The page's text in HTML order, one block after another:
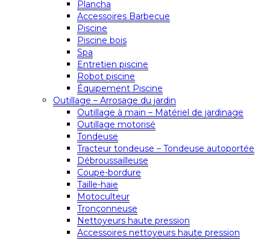
Plancha
Accessoires Barbecue
Piscine
Piscine bois
Spa
Entretien piscine
Robot piscine
Équipement Piscine
Outillage – Arrosage du jardin
Outillage à main – Matériel de jardinage
Outillage motorisé
Tondeuse
Tracteur tondeuse – Tondeuse autoportée
Débroussailleuse
Coupe-bordure
Taille-haie
Motoculteur
Tronçonneuse
Nettoyeurs haute pression
Accessoires nettoyeurs haute pression